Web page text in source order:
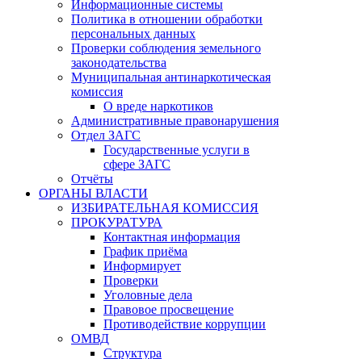
Информационные системы
Политика в отношении обработки
персональных данных
Проверки соблюдения земельного
законодательства
Муниципальная антинаркотическая
комиссия
О вреде наркотиков
Административные правонарушения
Отдел ЗАГС
Государственные услуги в
сфере ЗАГС
Отчёты
ОРГАНЫ ВЛАСТИ
ИЗБИРАТЕЛЬНАЯ КОМИССИЯ
ПРОКУРАТУРА
Контактная информация
График приёма
Информирует
Проверки
Уголовные дела
Правовое просвещение
Противодействие коррупции
ОМВД
Структура